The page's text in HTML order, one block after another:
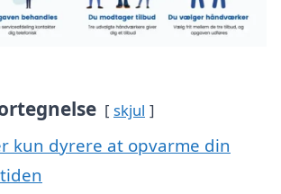
skjul
kun dyrere at opvarme din